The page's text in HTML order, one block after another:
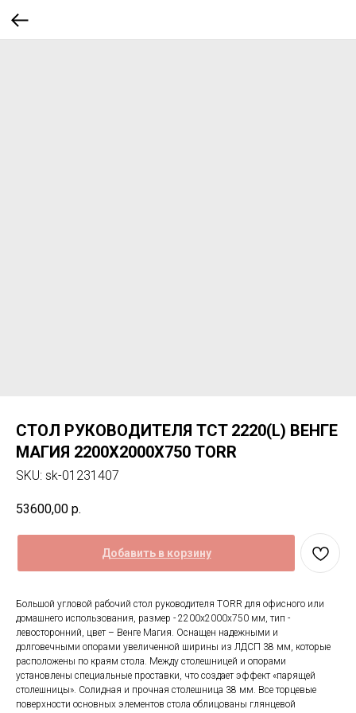
СТОЛ РУКОВОДИТЕЛЯ TCT 2220(L) ВЕНГЕ
МАГИЯ 2200Х2000Х750 TORR
SKU: sk-01231407
53600,00 р.
Добавить в корзину
Большой угловой рабочий стол руководителя TORR для офисного или
домашнего использования, размер - 2200х2000х750 мм, тип -
левосторонний, цвет – Венге Магия. Оснащен надежными и
долговечными опорами увеличенной ширины из ЛДСП 38 мм, которые
расположены по краям стола. Между столешницей и опорами
установлены специальные проставки, что создает эффект «парящей
столешницы». Солидная и прочная столешница 38 мм. Все торцевые
поверхности основных элементов стола облицованы глянцевой